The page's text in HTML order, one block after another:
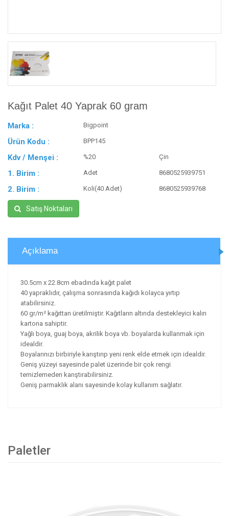
Kağıt Palet 40 Yaprak 60 gram
Marka : Bigpoint
Ürün Kodu : BPP145
Kdv / Menşei : %20 Çin
1. Birim : Adet 8680525939751
2. Birim : Koli(40 Adet) 8680525939768
Satış Noktaları
Açıklama
30.5cm x 22.8cm ebadında kağıt palet
40 yapraklıdır, çalışma sonrasında kağıdı kolayca yırtıp
atabilirsiniz.
60 gr/m² kağıttan üretilmiştir. Kağıtların altında destekleyici kalın
kartona sahiptir.
Yağlı boya, guaj boya, akrilik boya vb. boyalarda kullanmak için
idealdir.
Boyalarınızı birbiriyle karıştırıp yeni renk elde etmek için idealdir.
Geniş yüzeyi sayesinde palet üzerinde bir çok rengi
temizlemeden karıştırabilirsiniz.
Geniş parmaklık alanı sayesinde kolay kullanım sağlatır.
Paletler